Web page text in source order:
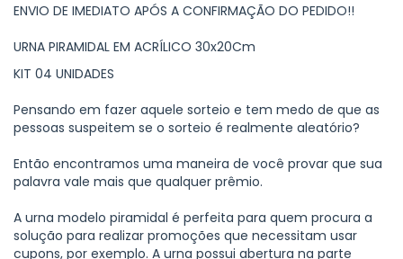
ENVIO DE IMEDIATO APÓS A CONFIRMAÇÃO DO PEDIDO!!
URNA PIRAMIDAL EM ACRÍLICO 30x20Cm
KIT 04 UNIDADES
Pensando em fazer aquele sorteio e tem medo de que as
pessoas suspeitem se o sorteio é realmente aleatório?
Então encontramos uma maneira de você provar que sua
palavra vale mais que qualquer prêmio.
A urna modelo piramidal é perfeita para quem procura a
solução para realizar promoções que necessitam usar
cupons, por exemplo. A urna possui abertura na parte